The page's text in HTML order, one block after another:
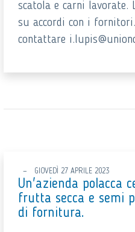
scatola e carni lavorate.
su accordi con i
contattare
GIOVEDÌ 27 APRILE 2023
Un'azienda polacca
frutta secca e semi
di fornitura.